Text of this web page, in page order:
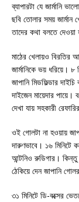
ব্যাপারটা যে জার্মানি
ছবি তোলার সময় জার্মান
তাদের কথা বলতে দেওয়া
মাঠের খেলায়ও বিরতির
জার্মানিকে ভয় ধরিয়ে।
জাপানি মিডফিল্ডার
দাইজেন মায়েদার
দেখা যায় সহকারী
ওই গোলটা না হওয়ায়
দারুণভাবে। ১৬ মিনিটে
আন্টনিও রুডিগার। কিন্তু
ঠেকিয়ে দেন জাপানি
৩১ মিনিটে ডি-বক্সের